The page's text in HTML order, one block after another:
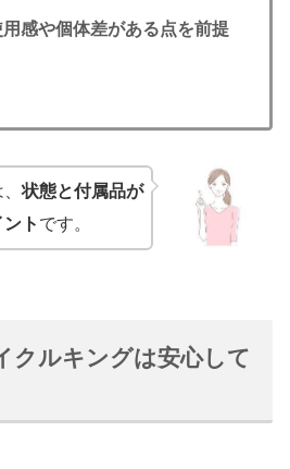
感や個体差がある点を前提
、状態と付属品が
ト です。
クルキングは安心して